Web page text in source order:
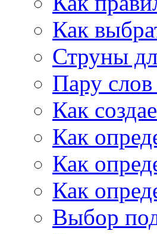
Как
Струны
Пару
Как
Как
Как
Как
Выбор